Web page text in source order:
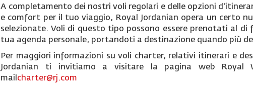
A completamento dei nostri voli regolari e delle opzioni
e comfort per il tuo viaggio, Royal Jordanian opera un certo
selezionate. Voli di questo tipo possono essere prenotati al di
tua agenda personale, portandoti a destinazione quando più
Per maggiori informazioni su voli charter, relativi itinerari e
Jordanian ti invitiamo a visitare la pagina web Royal
mail charter@rj.com